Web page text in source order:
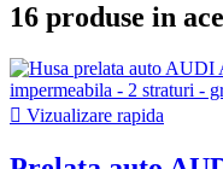
16 produse in
 Vizualizare rapida